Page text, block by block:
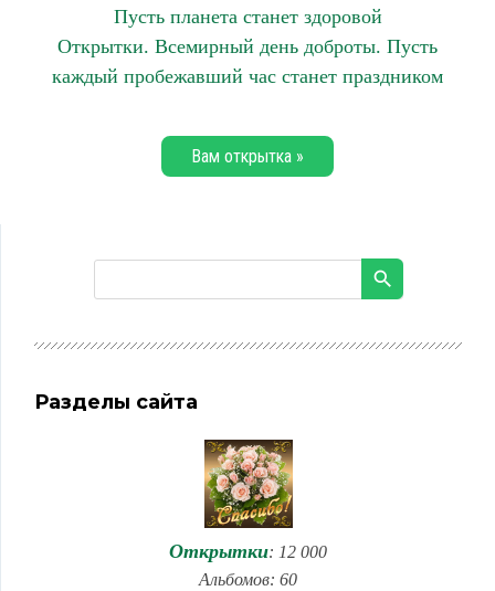
Пусть планета станет здоровой
Открытки. Всемирный день доброты. Пусть
каждый пробежавший час станет праздником
Вам открытка »
Разделы сайта
Открытки: 12 000
Альбомов: 60